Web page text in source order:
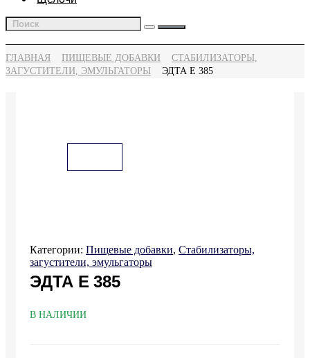
ГЛАВНАЯ ПИЩЕВЫЕ ДОБАВКИ
СТАБИЛИЗАТОРЫ,
ЗАГУСТИТЕЛИ, ЭМУЛЬГАТОРЫ
ЭДТА Е 385
Категории: Пищевые добавки, Стабилизаторы,
загустители, эмульгаторы
ЭДТА Е 385
В НАЛИЧИИ